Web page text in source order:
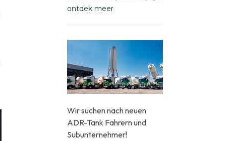
ontdek meer
Wir suchen nach neuen
ADR-Tank Fahrern und
Subunternehmer!